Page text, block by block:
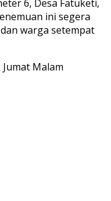
6, Desa Fatuketi,
ini segera
warga setempat
Malam